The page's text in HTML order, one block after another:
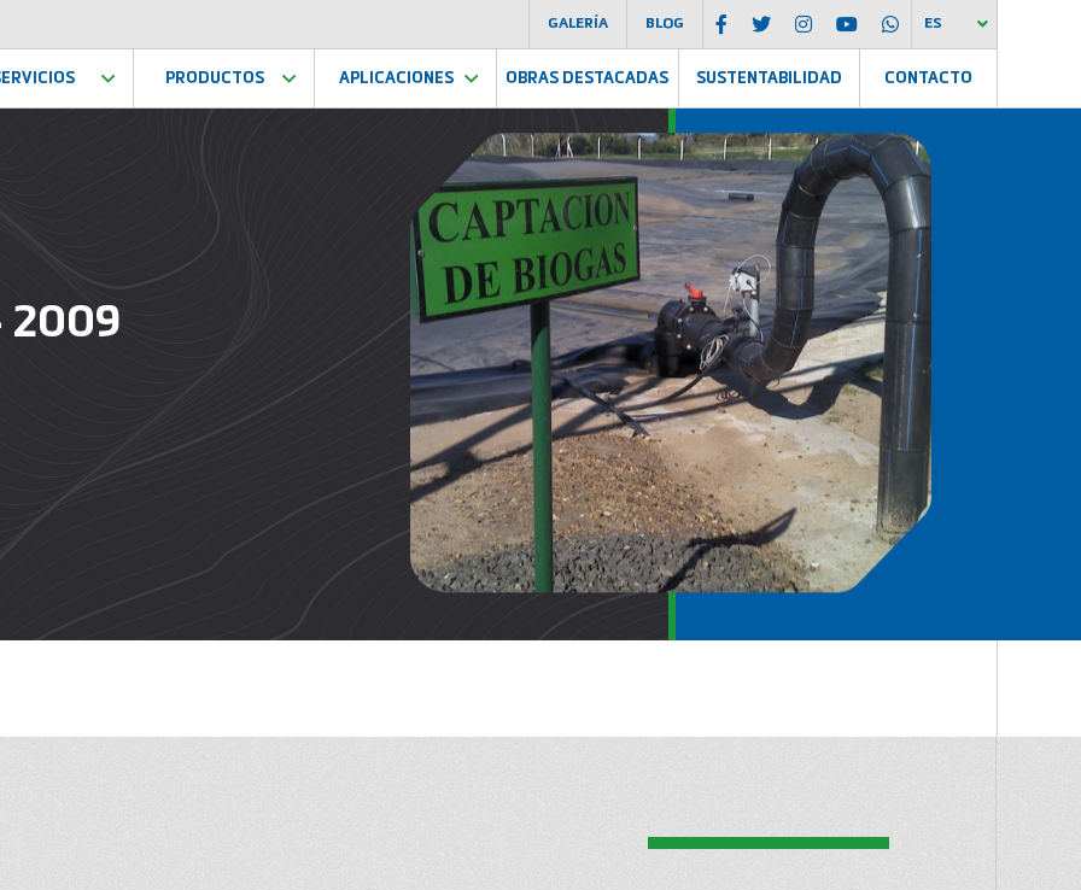
GALERÍA BLOG ES
PRODUCTOS APLICACIONES OBRAS DESTACADAS SUSTENTABILIDAD CONTACTO
2009